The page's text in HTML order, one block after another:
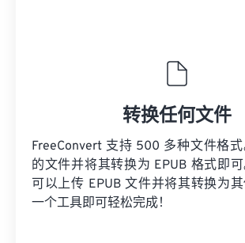
转换任何文件
FreeConvert 支持 500 多种文件格
的文件并将其转换为 EPUB 格式即
可以上传 EPUB 文件并将其转换为
一个工具即可轻松完成！